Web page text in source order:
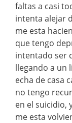
faltas a casi
intenta alejar
me esta
que tengo
intentado ser
llegando a un
echa de casa
no tengo
en el suicidio,
me esta